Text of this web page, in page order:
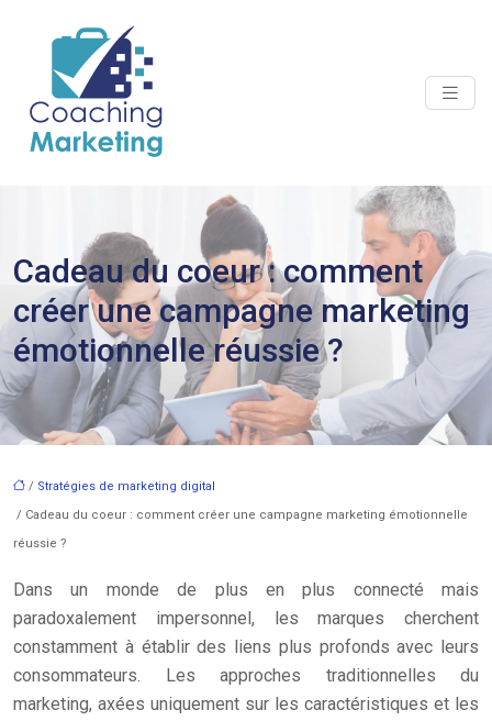
Cadeau du coeur : comment
créer une campagne marketing
émotionnelle réussie ?
/ Stratégies de marketing digital
/ Cadeau du coeur : comment créer une campagne marketing émotionnelle
réussie ?
Dans un monde de plus en plus connecté mais
paradoxalement impersonnel, les marques cherchent
constamment à établir des liens plus profonds avec leurs
consommateurs. Les approches traditionnelles du
marketing, axées uniquement sur les caractéristiques et les